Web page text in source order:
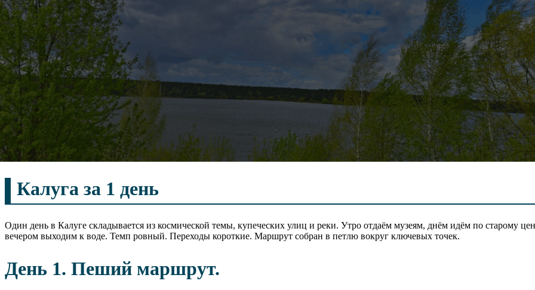
Калуга за 1 день
Один день в Калуге складывается из космической темы, купеческих улиц и реки. Утро отдаём музеям, днём идём по старому
вечером выходим к воде. Темп ровный. Переходы короткие. Маршрут собран в петлю вокруг ключевых точек.
День 1. Пеший маршрут.